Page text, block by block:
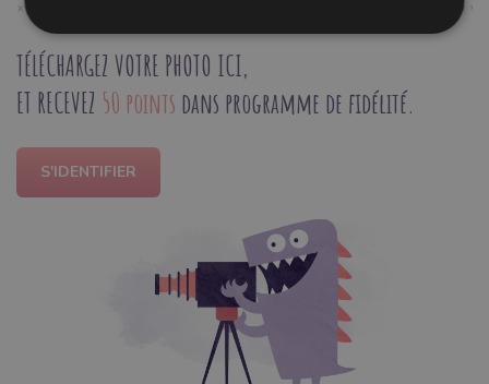
TÉLÉCHARGEZ VOTRE PHOTO ICI,
ET RECEVEZ 50 points dans programme de fidélité.
S'IDENTIFIER